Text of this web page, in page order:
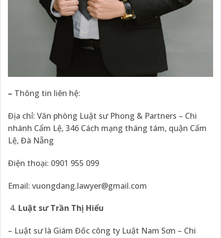
– Thông tin liên hệ:
Địa chỉ: Văn phòng Luật sư Phong & Partners – Chi
nhánh Cẩm Lệ, 346 Cách mạng tháng tám, quận Cẩm
Lệ, Đà Nẵng
Điện thoại: 0901 955 099
Email: vuongdang.lawyer@gmail.com
Luật sư Trần Thị Hiểu
– Luật sư là Giám Đốc công ty Luật Nam Sơn – Chi